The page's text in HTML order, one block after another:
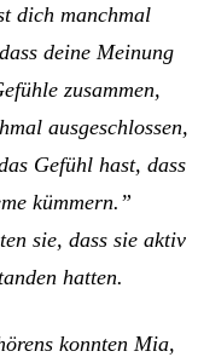
dich manchmal
deine Meinung
zusammen,
ausgeschlossen,
Gefühl hast, dass
kümmern.”
sie, dass sie aktiv
hatten.
konnten Mia,